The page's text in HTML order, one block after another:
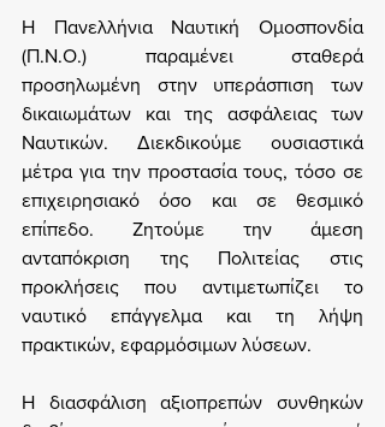
Η Πανελλήνια Ναυτική Ομοσπονδία
(Π.Ν.Ο.) παραμένει σταθερά
προσηλωμένη στην υπεράσπιση των
δικαιωμάτων και της ασφάλειας των
Ναυτικών. Διεκδικούμε ουσιαστικά
μέτρα για την προστασία τους, τόσο σε
επιχειρησιακό όσο και σε θεσμικό
επίπεδο. Ζητούμε την άμεση
ανταπόκριση της Πολιτείας στις
προκλήσεις που αντιμετωπίζει το
ναυτικό επάγγελμα και τη λήψη
πρακτικών, εφαρμόσιμων λύσεων.
Η διασφάλιση αξιοπρεπών συνθηκών